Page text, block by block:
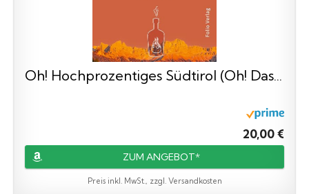
Oh! Hochprozentiges Südtirol (Oh! Das...
20,00 €
ZUM ANGEBOT*
Preis inkl. MwSt., zzgl. Versandkosten